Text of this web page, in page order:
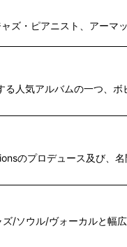
ズ・ピアニスト、アーマ
人気アルバムの一つ、ボ
のプロデュース及び、
/ソウル/ヴォーカルと幅